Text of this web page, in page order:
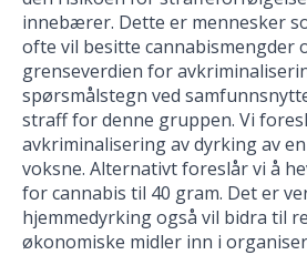
innebærer. Dette er mennesker
ofte vil besitte cannabismengder
grenseverdien for
spørsmålstegn ved
straff for denne gruppen. Vi
avkriminalisering av dyrking av
voksne. Alternativt foreslår vi å
for cannabis til 40 gram. Det er
hjemmedyrking også vil bidra til
økonomiske midler inn i